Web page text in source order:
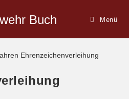
Buch Menü